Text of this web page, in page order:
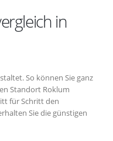
in
So können Sie ganz
Standort Roklum
für Schritt den
Sie die günstigen